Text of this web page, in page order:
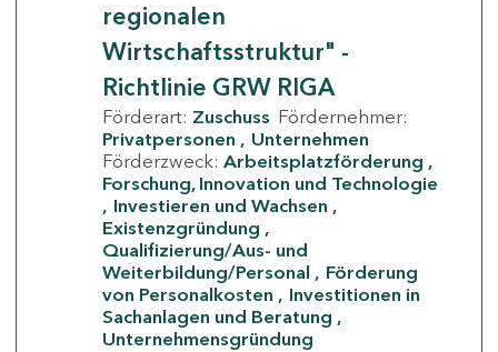
regionalen
Wirtschaftsstruktur" -
Richtlinie GRW RIGA
Förderart: Zuschuss Fördernehmer:
Privatpersonen
Unternehmen
Förderzweck: Arbeitsplatzförderung
Forschung, Innovation und Technologie
Investieren und Wachsen
Existenzgründung
Qualifizierung/Aus- und
Weiterbildung/Personal
Förderung
von Personalkosten
Investitionen in
Sachanlagen und Beratung
Unternehmensgründung